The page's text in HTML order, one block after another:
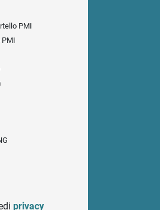
PMI
privacy